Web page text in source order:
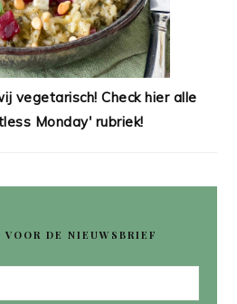
vegetarisch! Check hier alle
Monday' rubriek!
VOOR DE NIEUWSBRIEF